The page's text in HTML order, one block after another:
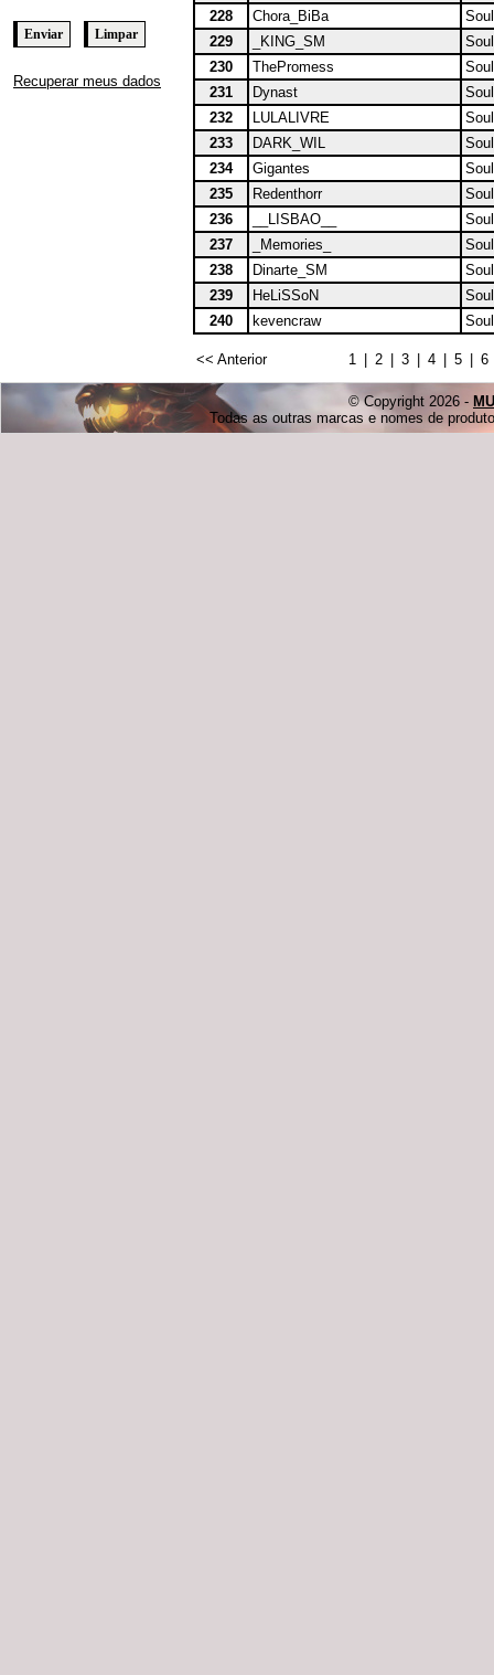
228
Chora_BiBa
229
_KING_SM
230
ThePromess
231
Dynast
232
LULALIVRE
233
DARK_WIL
234
Gigantes
235
Redenthorr
236
__LISBAO__
237
_Memories_
238
Dinarte_SM
239
HeLiSSoN
240
kevencraw
<< Anterior 1 2 3 4 5 6
Recuperar meus dados
© Copyright 2026 -
Todas as outras marcas e nomes de